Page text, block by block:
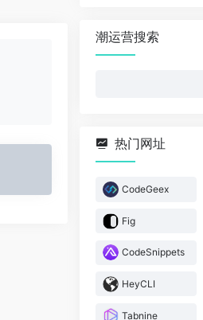
潮运营搜索
热门网址
CodeGeex
Fig
CodeSnippets
HeyCLI
Tabnine